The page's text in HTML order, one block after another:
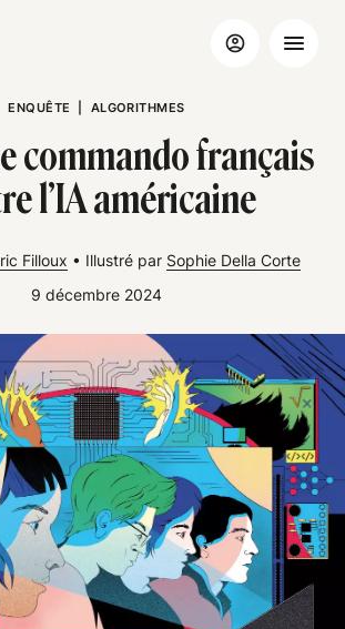
ENQUÊTE ALGORITHMES
commando français
l’IA américaine
Filloux • Illustré par Sophie Della Corte
9 décembre 2024